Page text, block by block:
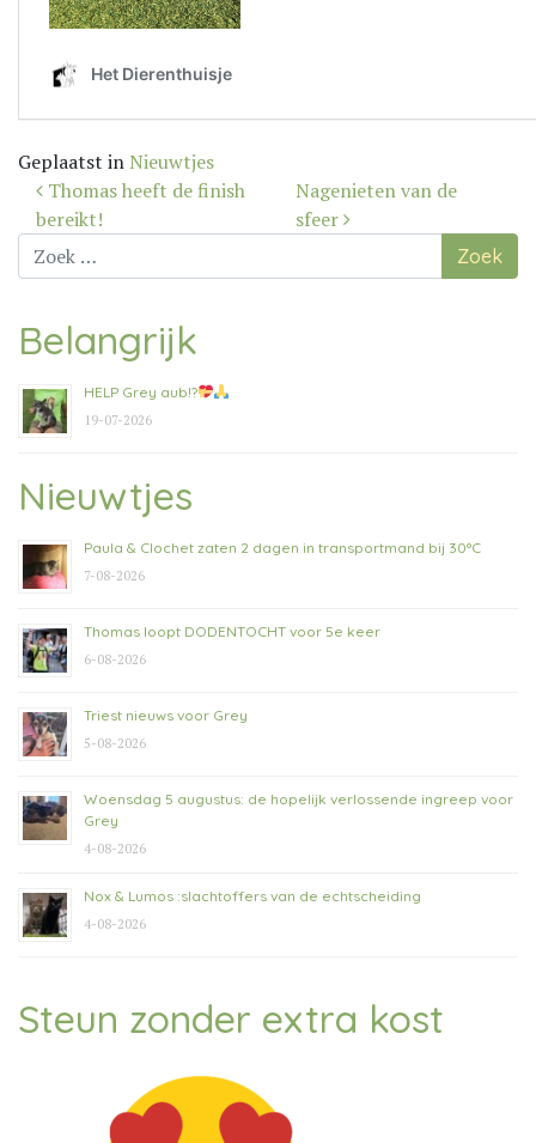
Geplaatst in Nieuwtjes
Bericht
navigatie
Thomas heeft de finish
bereikt!
Nagenieten van de
sfeer
Zoek
naar:
Belangrijk
HELP Grey aub!?
19-07-2026
Nieuwtjes
Paula & Clochet zaten 2 dagen in transportmand bij 30°C
7-08-2026
Thomas loopt DODENTOCHT voor 5e keer
6-08-2026
Triest nieuws voor Grey
5-08-2026
Woensdag 5 augustus: de hopelijk verlossende ingreep voor
Grey
4-08-2026
Nox & Lumos :slachtoffers van de echtscheiding
4-08-2026
Steun zonder extra kost